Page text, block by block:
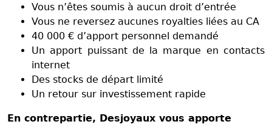
Vous n’êtes soumis à aucun droit d’entrée
Vous ne reversez aucunes royalties liées au CA
40 000 € d’apport personnel demandé
Un apport puissant de la marque en contacts
internet
Des stocks de départ limité
Un retour sur investissement rapide
En contrepartie, Desjoyaux vous apporte